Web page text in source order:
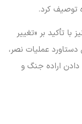
توصیف کرد.
با تأکید بر «تغییر
دستاورد عملیات نصر،
اراده جنگ و